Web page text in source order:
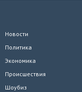
Новости
Политика
Экономика
Происшествия
Шоубиз